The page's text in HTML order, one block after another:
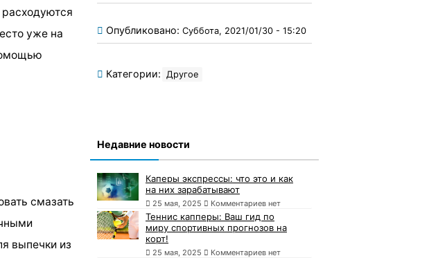
уже на
смазать
выпечки из
Опубликовано: Суббота, 2021/01/30 - 15:20
Категории: Другое
Недавние новости
Каперы экспрессы: что это и как
на них зарабатывают
25 мая, 2025 Комментариев нет
Теннис капперы: Ваш гид по
миру спортивных прогнозов на
корт!
25 мая, 2025 Комментариев нет